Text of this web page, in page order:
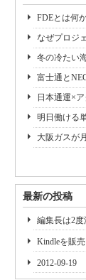
FDEとは何
なぜプロジ
冬の冷たい
富士通と
日本通運×
明日働ける
大阪ガスが
最新の投稿
編集長は2度
Kindleを販
2012-09-19